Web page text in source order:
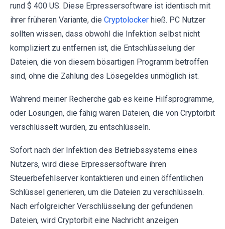
rund $ 400 US. Diese Erpressersoftware ist identisch mit
ihrer früheren Variante, die Cryptolocker hieß. PC Nutzer
sollten wissen, dass obwohl die Infektion selbst nicht
kompliziert zu entfernen ist, die Entschlüsselung der
Dateien, die von diesem bösartigen Programm betroffen
sind, ohne die Zahlung des Lösegeldes unmöglich ist.
Während meiner Recherche gab es keine Hilfsprogramme,
oder Lösungen, die fähig wären Dateien, die von Cryptorbit
verschlüsselt wurden, zu entschlüsseln.
Sofort nach der Infektion des Betriebssystems eines
Nutzers, wird diese Erpressersoftware ihren
Steuerbefehlserver kontaktieren und einen öffentlichen
Schlüssel generieren, um die Dateien zu verschlüsseln.
Nach erfolgreicher Verschlüsselung der gefundenen
Dateien, wird Cryptorbit eine Nachricht anzeigen